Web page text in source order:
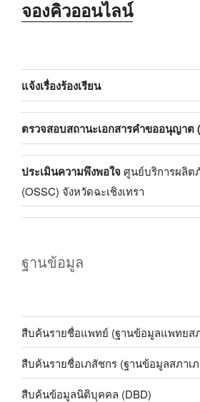
จองคิวออนไลน์
แจ้งเรื่องร้องเรียน
ตรวจสอบสถานะเอกสารคำขออนุญาต
ประเมินความพึงพอใจศูนย์บริการผลิต
(OSSC) จังหวัดฉะเชิงเทรา
ฐานข้อมูล
สืบค้นรายชื่อแพทย์ (ฐานข้อมูลแพทยส
สืบค้นรายชื่อเภสัชกร (ฐานข้อมูลสภาเ
สืบค้นข้อมูลนิติบุคคล (DBD)